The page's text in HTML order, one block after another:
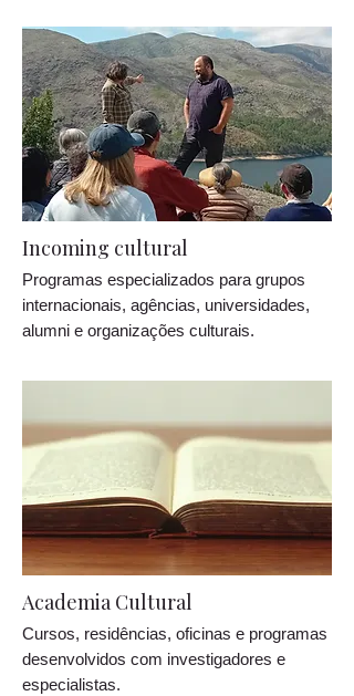
Incoming cultural
Programas especializados para grupos
internacionais, agências, universidades,
alumni e organizações culturais.
Academia Cultural
Cursos, residências, oficinas e programas
desenvolvidos com investigadores e
especialistas.